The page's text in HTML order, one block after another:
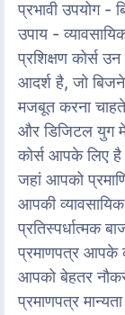
प्रभावी उपयोग -
उपाय -
प्रशिक्षण कोर्स
आदर्श है, जो
मजबूत करना
और डिजिटल युग
कोर्स आपके लिए
जहां आपको
आपकी
प्रतिस्पर्धात्मक
प्रमाणपत्र आपके
आपको बेहतर
प्रमाणपत्र